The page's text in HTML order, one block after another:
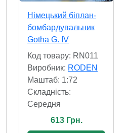
Німецький біплан-
бомбардувальник
Gotha G. IV
Код товару: RN011
Виробник: RODEN
Маштаб: 1:72
Складність:
Cередня
613 Грн.